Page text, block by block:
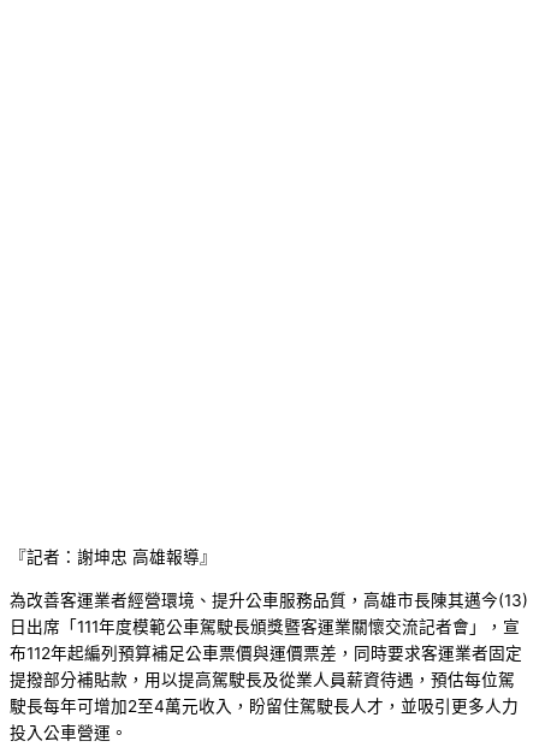
『記者：謝坤忠 高雄報導』
為改善客運業者經營環境、提升公車服務品質，高雄市長陳其邁今(13)
日出席「111年度模範公車駕駛長頒獎暨客運業關懷交流記者會」，宣
布112年起編列預算補足公車票價與運價票差，同時要求客運業者固定
提撥部分補貼款，用以提高駕駛長及從業人員薪資待遇，預估每位駕
駛長每年可增加2至4萬元收入，盼留住駕駛長人才，並吸引更多人力
投入公車營運。